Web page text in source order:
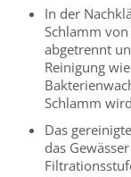
In der
Schlamm
abgetrennt
Reinigung
Schlamm
Das
das